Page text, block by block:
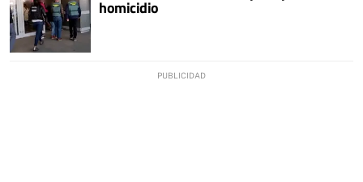
homicidio